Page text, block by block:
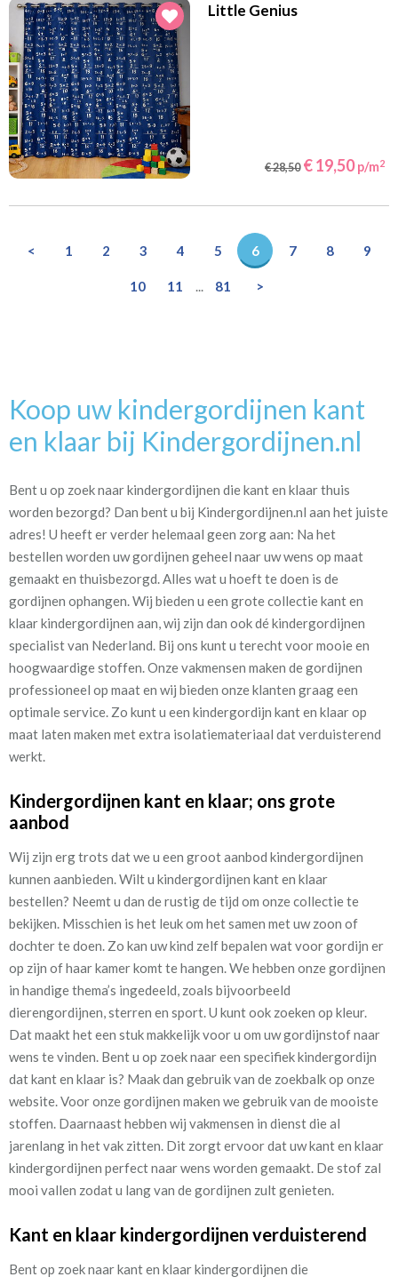
Little Genius
€ 28,50 € 19,50 p/m2
< 1 2 3 4 5 6 7 8 9
10 11 ... 81 >
Koop uw kindergordijnen kant
en klaar bij Kindergordijnen.nl
Bent u op zoek naar kindergordijnen die kant en klaar thuis
worden bezorgd? Dan bent u bij Kindergordijnen.nl aan het juiste
adres! U heeft er verder helemaal geen zorg aan: Na het
bestellen worden uw gordijnen geheel naar uw wens op maat
gemaakt en thuisbezorgd. Alles wat u hoeft te doen is de
gordijnen ophangen. Wij bieden u een grote collectie kant en
klaar kindergordijnen aan, wij zijn dan ook dé kindergordijnen
specialist van Nederland. Bij ons kunt u terecht voor mooie en
hoogwaardige stoffen. Onze vakmensen maken de gordijnen
professioneel op maat en wij bieden onze klanten graag een
optimale service. Zo kunt u een kindergordijn kant en klaar op
maat laten maken met extra isolatiemateriaal dat verduisterend
werkt.
Kindergordijnen kant en klaar; ons grote
aanbod
Wij zijn erg trots dat we u een groot aanbod kindergordijnen
kunnen aanbieden. Wilt u kindergordijnen kant en klaar
bestellen? Neemt u dan de rustig de tijd om onze collectie te
bekijken. Misschien is het leuk om het samen met uw zoon of
dochter te doen. Zo kan uw kind zelf bepalen wat voor gordijn er
op zijn of haar kamer komt te hangen. We hebben onze gordijnen
in handige thema’s ingedeeld, zoals bijvoorbeeld
dierengordijnen, sterren en sport. U kunt ook zoeken op kleur.
Dat maakt het een stuk makkelijk voor u om uw gordijnstof naar
wens te vinden. Bent u op zoek naar een specifiek kindergordijn
dat kant en klaar is? Maak dan gebruik van de zoekbalk op onze
website. Voor onze gordijnen maken we gebruik van de mooiste
stoffen. Daarnaast hebben wij vakmensen in dienst die al
jarenlang in het vak zitten. Dit zorgt ervoor dat uw kant en klaar
kindergordijnen perfect naar wens worden gemaakt. De stof zal
mooi vallen zodat u lang van de gordijnen zult genieten.
Kant en klaar kindergordijnen verduisterend
Bent op zoek naar kant en klaar kindergordijnen die